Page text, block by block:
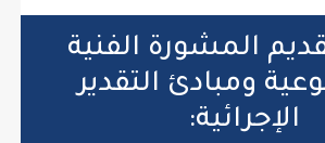
المشورة الفنية
ومبادئ التقدير
الإجرائية: